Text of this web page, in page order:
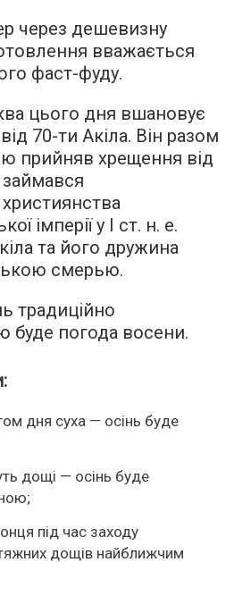
через дешевизну
вважається
фаст-фуду.
цього дня вшановує
70-ти Акіла. Він разом
прийняв хрещення від
імперії у I ст. н. е.
та його дружина
смерью.
традиційно
буде погода восени.
дня суха — осінь буде
дощі — осінь буде
під час заходу
дощів найближчим